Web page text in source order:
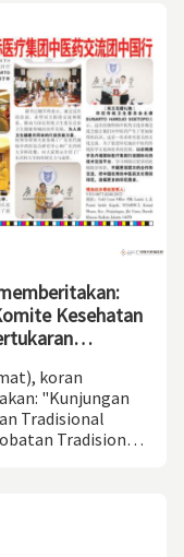
Kesehatan
koran
"Kunjungan
Tradisional
Tradisional